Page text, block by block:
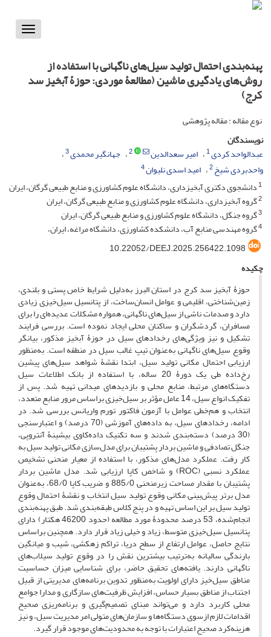
Toggle
پهنه‌بندی احتمال تولید سیل‌های ناگهانی با استفاده از
روش‌های یادگیری ماشین (مطالعۀ موردی: حوزۀ‌ آبخیز سد
کرج)
نوع مقاله : مقاله پژوهشی
نویسندگان
عبدالواحد کردی1 امیر سعدالدین 2 جهانگیر محمدی3
واحدبردی شیخ2 امید اسدی نلیوان4
1دانشجوی دکتری آبخیزداری، دانشگاه علوم کشاورزی و منابع طبیعی گرگان، ایران
2گروه آبخیزداری، دانشگاه علوم کشاورزی و منابع طبیعی گرگان، ایران
3گروه جنگل، دانشگاه علوم کشاورزی و منابع طبیعی گرگان، ایران
4گروه مهندسی منابع آب، دانشکده کشاورزی، دانشگاه مراغه، ایران،
‎10.22052/DEEJ.2025.256422.1098
چکیده
‌حوزۀ ‌آبخیز سد کرج در استان البرز به‌دلیل شرایط خاص پستی و بلندی،
زمین‌شناختی، اقلیمی و عوامل انسان‌ساخت، از پتانسیل سیل‌خیزی زیادی
دارد و صدمات ناشی از سیل‌های ناگهانی، همواره مشکلات عدیده‌ای را برای
مسافران، گردشگران و ساکنان محلی ایجاد نموده است. بررسی فرایند
تشکیل و نیز ویژگی‌های رخدادهای سیل در حوزۀ‌ آبخیز مذکور، بیانگر
وقوع سیل‌های ناگهانی به‌عنوان تیپ غالب سیل در منطقه است. به‌منظور
ارزیابی احتمال مکانی تولید سیل، ابتدا نقشۀ شواهد سیل‌های پیشین
رخ‌داده طی یک دورۀ 20 ساله، با استفاده از بانک اطلاعات سیل
دستگاه‌های مرتبط، منابع محلی و بازدیدهای میدانی تهیه شد. پس از
تفکیک انواع سیل، 14 عامل مؤثر بر سیل‌خیزی براساس مرور منابع متعدد،
انتخاب و هم‌خطی عوامل با آزمون فاکتور تورم واریانس بررسی شد. در
ادامه، رخدادهای سیل، به داده‌های آموزشی (70 درصد) و اعتبارسنجی
(30 درصد) دسته‌بندی شدند و سه تکنیک داده‌کاوی بیشینۀ آنتروپی،
جنگل تصادفی و ماشین بردار پشتیبان برای مدل‌سازی مکانی تولید سیل به
کار رفت. عملکرد مدل‌های مذکور، با استفاده از معیار منحنی تشخیص
عملکرد نسبی (ROC) و شاخص کاپا ارزیابی شد. مدل ماشین بردار
پشتیبان با مقدار مساحت زیرمنحنی 885/0 و ضریب کاپا 68/0، به‌عنوان
مدل برتر پیش‌بینی مکانی وقوع تولید سیل انتخاب و نقشۀ احتمال وقوع
تولید سیل بر این اساس تهیه و در پنج کلاس طبقه‌بندی شد. طبق پهنه‌بندی
انجام‌شده، 53 درصد محدودۀ مورد مطالعه (حدود 46200 هکتار) دارای
پتانسیل سیل‌خیزی متوسط، زیاد و خیلی زیاد قرار دارد. همچنین براساس
نتایج حاصل، عوامل ارتفاع از سطح دریا، تراکم زهکشی، شیب و میانگین
بارندگی سالیانه به‌ترتیب بیشترین نقش را در وقوع تولید سیلاب‌های
ناگهانی دارند. یافته‌های تحقیق حاضر، برای شناسایی میزان حساسیت
مناطق سیل‌خیز دارای اولویت به‌منظور تدوین برنامه‌های مدیریتی از قبیل
اجتناب از مناطق بسیار حساس، افزایش ظرفیت‌های سازگاری و مدارا جوامع
محلی کاربرد دارد و می‌تواند مبنای تصمیم‌گیری و برنامه‌ریزی صحیح
اقدامات لازم ازسوی دستگاه‌ها و سازمان‌های متولی امر مدیریت سیل، و نیز
هزینه‌کرد صحیح اعتبارات با توجه به محدودیت‌های موجود قرار گیرد.